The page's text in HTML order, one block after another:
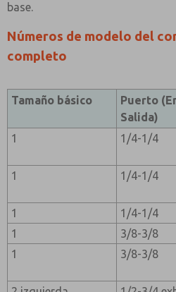
base.
Números de modelo del
completo
Tamaño básico
Puerto
Salida)
1 1/4-1/4
1
1/4-1/4
1
1/4-1/4
1
3/8-3/8
1
3/8-3/8